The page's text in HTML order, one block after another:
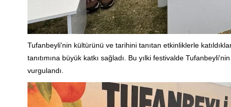
Tufanbeyli'nin kültürünü ve tarihini tanıtan etkinliklerle
tanıtımına büyük katkı sağladı. Bu yılki festivalde
vurgulandı.